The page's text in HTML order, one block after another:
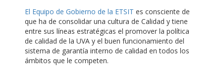
El Equipo de Gobierno de la ETSIT es consciente de
que ha de consolidar una cultura de Calidad y tiene
entre sus líneas estratégicas el promover la política
de calidad de la UVA y el buen funcionamiento del
sistema de garantía interno de calidad en todos los
ámbitos que le competen.